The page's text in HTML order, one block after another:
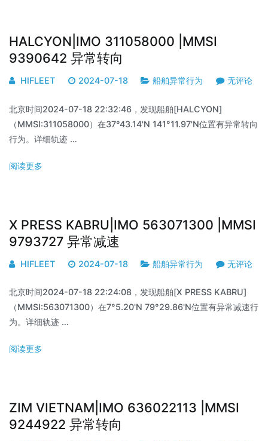
HALCYON|IMO 311058000 |MMSI
9390642 异常转向
HIFLEET 2024-07-18 船舶异常行为 无评论
北京时间2024-07-18 22:32:46，发现船舶[HALCYON]
（MMSI:311058000）在37°43.14'N 141°11.97'N位置有异常转向
行为。详细轨迹 …
阅读更多
X PRESS KABRU|IMO 563071300 |MMSI
9793727 异常减速
HIFLEET 2024-07-18 船舶异常行为 无评论
北京时间2024-07-18 22:24:08，发现船舶[X PRESS KABRU]
（MMSI:563071300）在7°5.20'N 79°29.86'N位置有异常减速行
为。详细轨迹 …
阅读更多
ZIM VIETNAM|IMO 636022113 |MMSI
9244922 异常转向